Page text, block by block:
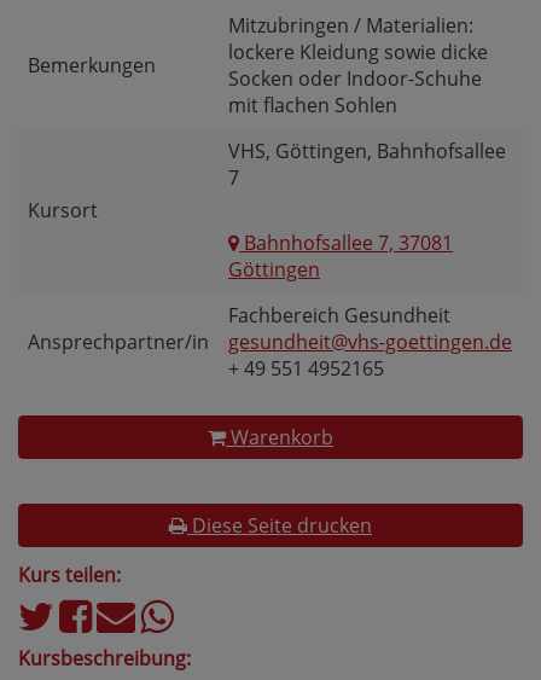
Bemerkungen
Mitzubringen / Materialien:
lockere Kleidung sowie dicke
Socken oder Indoor-Schuhe
mit flachen Sohlen
Kursort
VHS, Göttingen, Bahnhofsallee
7
Bahnhofsallee 7, 37081
Göttingen
Ansprechpartner/in
Fachbereich Gesundheit
gesundheit@vhs-goettingen.de
+ 49 551 4952165
Warenkorb
Diese Seite drucken
Kurs teilen:
Kursbeschreibung: